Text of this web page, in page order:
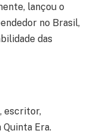
lançou o
no Brasil,
das
escritor,
Era.